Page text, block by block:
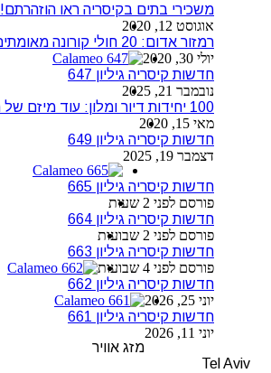
משכירי בתים בקיסריה ראו הוזהרתם!
אוגוסט 12, 2020
רמזור אדום: 20 חולי קורונה מאומתים בקיסריה
יולי 30, 2020
חדשות קיסריה גיליון 647
נובמבר 21, 2025
100 יחידות דיור ומלון: עוד מיזם של החברה לפיתוח קיסריה
מאי 15, 2020
חדשות קיסריה גיליון 649
דצמבר 19, 2025
חדשות קיסריה גיליון 665
פורסם לפני 2 שעות
חדשות קיסריה גיליון 664
פורסם לפני 2 שבועות
חדשות קיסריה גיליון 663
פורסם לפני 4 שבועות
חדשות קיסריה גיליון 662
יוני 25, 2026
חדשות קיסריה גיליון 661
יוני 11, 2026
מזג אוויר
Tel Aviv